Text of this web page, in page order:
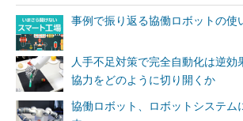
事例で振り返る協働ロボットの使
人手不足対策で完全自動化は逆効
協力をどのように切り開くか
協働ロボット、ロボットシステム